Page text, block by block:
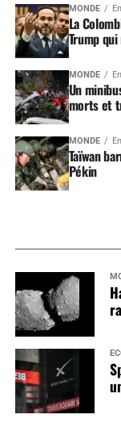
MONDE
La
Trump
MONDE
Un
morts et
MONDE
Taïwan
Pékin